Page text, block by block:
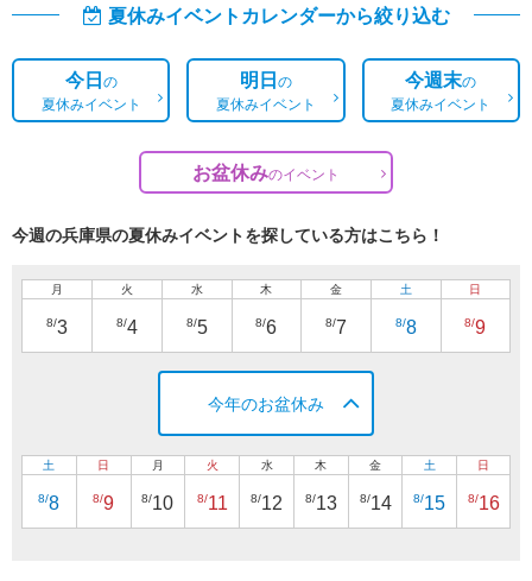
夏休みイベントカレンダーから絞り込む
今日の
夏休みイベント
明日の
夏休みイベント
今週末の
夏休みイベント
お盆休みのイベント
今週の兵庫県の夏休みイベントを探している方はこちら！
月
8/3
火
8/4
水
8/5
木
8/6
金
8/7
土
8/8
日
8/9
今年のお盆休み
土
8/8
日
8/9
月
8/10
火
8/11
水
8/12
木
8/13
金
8/14
土
8/15
日
8/16